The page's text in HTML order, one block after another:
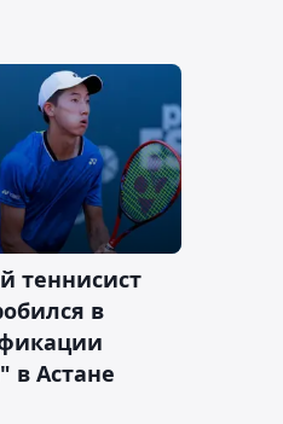
теннисист
в
в Астане